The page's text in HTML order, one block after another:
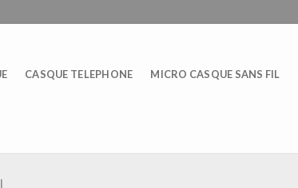
CASQUE TELEPHONE MICRO CASQUE SANS FIL